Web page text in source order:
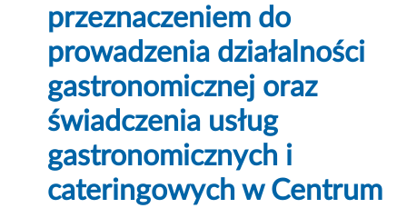
przeznaczeniem do
prowadzenia działalności
gastronomicznej oraz
świadczenia usług
gastronomicznych i
cateringowych w Centrum